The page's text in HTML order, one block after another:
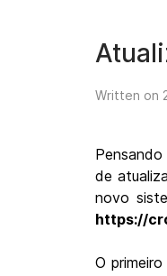
Written on
de
novo
https://
O